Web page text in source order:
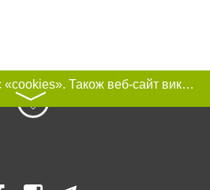
Цей сайт використовує «cookies». Також веб-сайт використовує інтернет-сервіс для збору технічних даних стосовно відвідувачів з метою отримання маркетингової та статистичної інформації. Умови обробки даних відвідувачів сайту див.
〉